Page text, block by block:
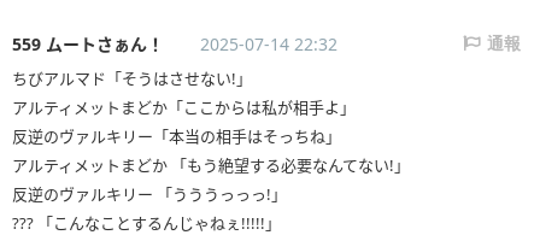
559 ムートさぁん！ 2025-07-14 22:32 通報
ちびアルマド「そうはさせない!」
アルティメットまどか「ここからは私が相手よ」
反逆のヴァルキリー「本当の相手はそっちね」
アルティメットまどか 「もう絶望する必要なんてない!」
反逆のヴァルキリー 「うううっっっ!」
??? 「こんなことするんじゃねぇ!!!!!」